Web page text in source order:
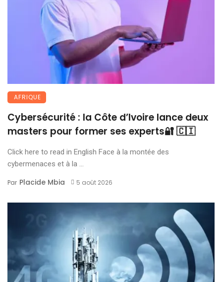
AFRIQUE
Cybersécurité : la Côte d’Ivoire lance deux
masters pour former ses experts🔐 🇨🇮
Click here to read in English Face à la montée des
cybermenaces et à la ...
Par Placide Mbia 5 août 2026